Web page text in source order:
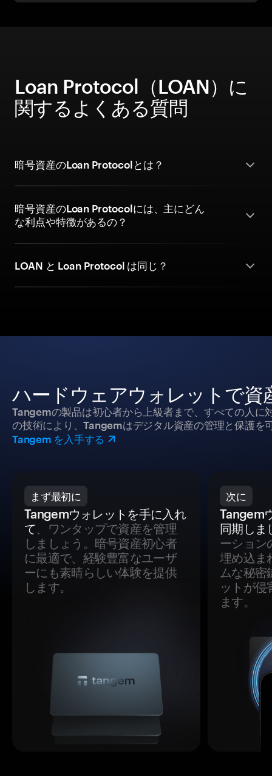
Loan Protocol（LOAN）に
関するよくある質問
暗号資産のLoan Protocolとは？
暗号資産のLoan Protocolには、主にどん
な利点や特徴があるの？
LOAN と Loan Protocol は同じ？
ハードウェアウォレットで資
Tangemの製品は初心者から上級者まで、すべての人に
の技術により、Tangemはデジタル資産の管理と保護を
Tangem を入手する
まず最初に
Tangemウォレットを手に入れ
て、ワンタップで資産を管理
しましょう。暗号資産初心者
に最適で、経験豊富なユーザ
ーにも素晴らしい体験を提供
します。
次に
Tangem
同期しま
ーション
埋め込ま
ムな秘密
ットが侵
ます。